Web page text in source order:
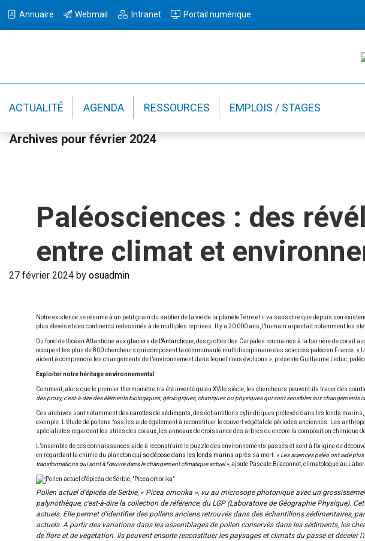
à
navigation
au
principal
à
barre
Annuaire Webmail Intranet Portail numérique
ACTUALITÉ AGENDA RESSOURCES EMPLOIS / STAGES
Archives pour février 2024
Paléosciences : des
entre climat et
27 février 2024 by osuadmin
Notre existence se résume à un petit grain du sablier de la vie de la planète Terre et il va sans dire que depuis son
plus élevés et des continents redessinés à de multiples reprises. Il y a 20 000 ans, l’humain arpentait notamment les
Du fond de l’océan Atlantique auxglaciers de l’Antarctique , des grottes des Carpates roumaines à la barrière de corail
occupent les plus de 800 chercheurs qui composent la communauté multidisciplinaire des sciences paléo en France. «
aident à comprendre les changements de l’environnement dans lequel nous évoluons », présente Guillaume Leduc,
Exploiter notre héritage environnemental
Comment, alors que le premier thermomètre n’a été inventé qu’au XVIIe siècle, les chercheurs peuvent-ils tracer des
des proxy, c’est-à-dire des éléments biologiques, géologiques, chimiques ou physiques qui sont sensibles aux
Ces archives sont notamment des carottes de sédiments , des échantillons cylindriques prélevés dans les fonds
exemple. L’étude de pollens fossiles aide également à reconstituer le couvert végétal de périodes anciennes. Les
spécialistes regardent les stries des coraux, les anneaux de croissance des arbres ou encore la composition chimique
L’ensemble de ces connaissances aide à reconstruire le puzzle des environnements passés et sont à l’origine de
en regardant la chimie du plancton qui se dépose dans les fonds marins après sa mort. « Les sciences paléo ont aidé
transformations qui sont à l’œuvre dans le changement climatique actuel » , ajoute Pascale Braconnot, climatologue au
Pollen actuel d’épicéa de Serbie, « Picea omorika », vu au microsope photonique avec un
palynothèque, c’est-à-dire la collection de référence, du LGP (Laboratoire de Géographie Physique).
actuels. Elle permet d’identifier des pollens anciens retrouvés dans des échantillons sédimentaires,
actuels. A partir des variations dans les assemblages de pollen conservés dans les sédiments, les
de flore et de végétation. Ils peuvent ensuite reconstituer les paysages et climats du passé et déceler